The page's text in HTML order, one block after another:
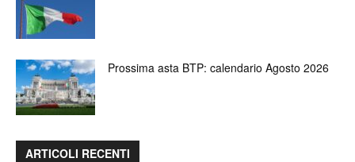
Prossima asta BTP: calendario Agosto 2026
ARTICOLI RECENTI